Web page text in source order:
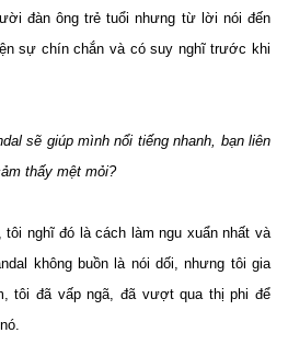
đàn ông trẻ tuổi nhưng từ lời nói đến
sự chín chắn và có suy nghĩ trước khi
sẽ giúp mình nổi tiếng nhanh, bạn liên
thấy mệt mỏi?
tôi nghĩ đó là cách làm ngu xuẩn nhất và
không buồn là nói dối, nhưng tôi gia
tôi đã vấp ngã, đã vượt qua thị phi để